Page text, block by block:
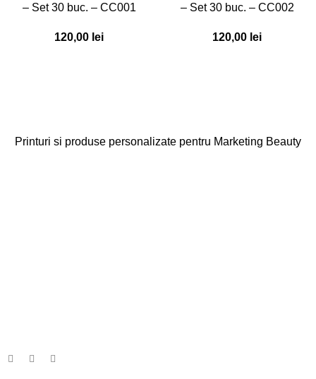
– Set 30 buc. – CC001
120,00 lei
– Set 30 buc. – CC002
120,00 lei
Printuri si produse personalizate pentru Marketing Beauty